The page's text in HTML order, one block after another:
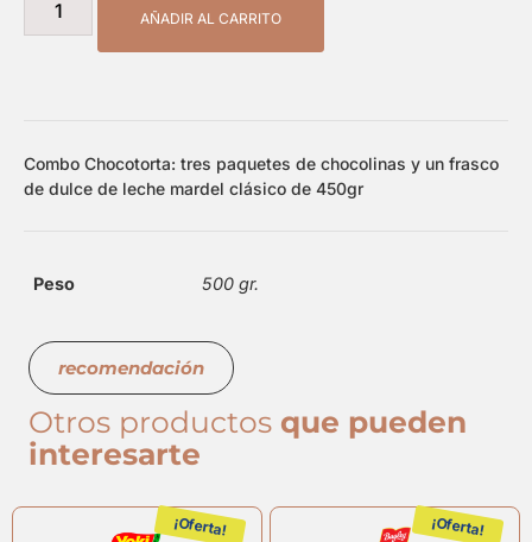
AÑADIR AL CARRITO
Combo Chocotorta: tres paquetes de chocolinas y un frasco
de dulce de leche mardel clásico de 450gr
Peso 500 gr.
recomendación
Otros productos que pueden
interesarte
¡Oferta! ¡Oferta!